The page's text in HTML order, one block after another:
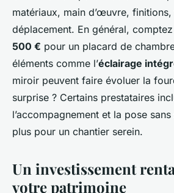
matériaux, main d’œuvre,
déplacement. En général, comptez
500 € pour un placard de
éléments comme l’éclairage
miroir peuvent faire évoluer la
surprise ? Certains prestataires
l’accompagnement et la pose
plus pour un chantier serein.
Un investissement
votre patrimoine